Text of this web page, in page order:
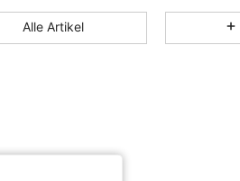
4,55
Alle Artikel